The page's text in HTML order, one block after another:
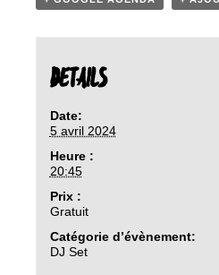
DETAILS
Date:
5 avril 2024
Heure :
20:45
Prix :
Gratuit
Catégorie d’évènement:
DJ Set